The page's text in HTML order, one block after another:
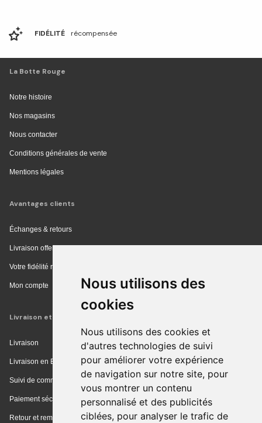
Nous utilisons des
cookies
Nous utilisons des cookies et
d'autres technologies de suivi
pour améliorer votre expérience
de navigation sur notre site, pour
vous montrer un contenu
personnalisé et des publicités
ciblées, pour analyser le trafic de
FIDÉLITÉ récompensée
La Botte Rouge
Notre histoire
Nos magasins
Nous contacter
Conditions générales de vente
Mentions légales
Avantages clients
Échanges & retours
Livraison offerte en magasin
Votre fidélité récompensée
Mon compte
Livraison et achat
Livraison
Livraison en Europe
Suivi de commande
Paiement sécurisé
Retour et remboursement